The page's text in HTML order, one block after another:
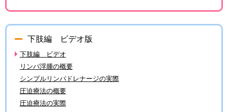
下肢編 ビデオ版
下肢編 ビデオ
リンパ浮腫の概要
シンプルリンパドレナージの実際
圧迫療法の概要
圧迫療法の実際